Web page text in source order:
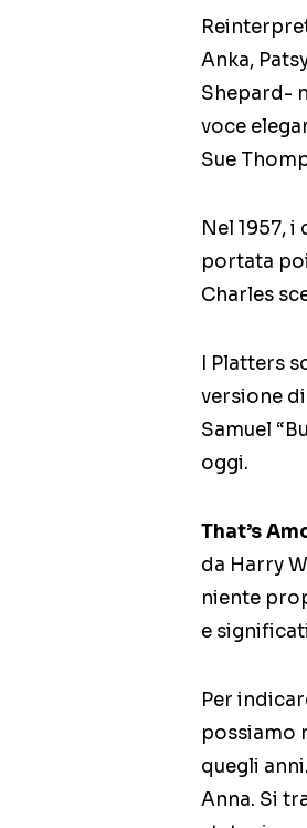
Anka,
Shepard-
voce
Sue
Nel 1957,
portata
Charles
I Platters
versione di
Samuel
oggi.
That’s
da Harry
niente
e
Per
possiamo
quegli
Anna. Si